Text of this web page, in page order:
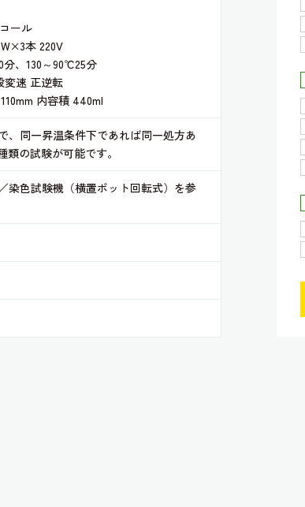
ール
本 220V
、130～90℃25分
変速 正逆転
内容積 440ml
、同一昇温条件下であれば同一処方あ
類の試験が可能です。
染色試験機（横置ポット回転式）を参